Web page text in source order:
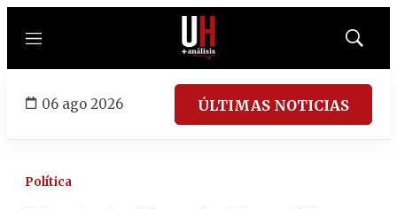
Menú
Mostrar
06 ago 2026 ÚLTIMAS NOTICIAS
Política